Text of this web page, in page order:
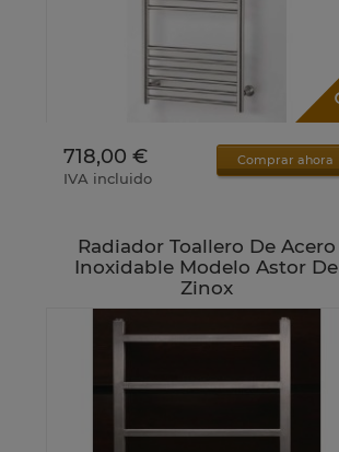
718,00 €
IVA incluido
Comprar ahora
Radiador Toallero De Acero
Inoxidable Modelo Astor De
Zinox